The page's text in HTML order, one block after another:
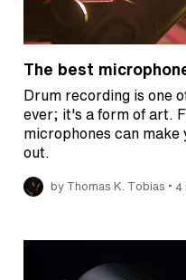
The best
Drum recording is one
ever; it's a form of art.
microphones can
out.
by Thomas K. Tobias • 4